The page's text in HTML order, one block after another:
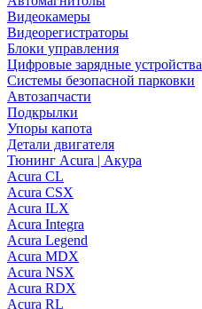
Видеокамеры
Видеорегистраторы
Блоки управления
Цифровые зарядные устройства
Системы безопасной парковки
Автозапчасти
Подкрылки
Упоры капота
Детали двигателя
Тюнинг Acura | Акура
Acura CL
Acura CSX
Acura ILX
Acura Integra
Acura Legend
Acura MDX
Acura NSX
Acura RDX
Acura RL